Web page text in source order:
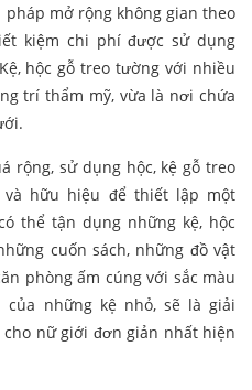
mở rộng không gian theo
kiệm chi phí được sử dụng
hộc gỗ treo tường với nhiều
trí thẩm mỹ, vừa là nơi chứa
rộng, sử dụng hộc, kệ gỗ treo
hữu hiệu để thiết lập một
thể tận dụng những kệ, hộc
cuốn sách, những đồ vật
phòng ấm cúng với sắc màu
những kệ nhỏ, sẽ là giải
nữ giới đơn giản nhất hiện